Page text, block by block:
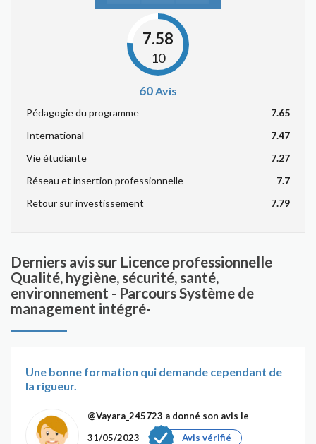
7.58
10
60Avis
Pédagogie du programme
7.65
International
7.47
Vie étudiante
7.27
Réseau et insertion professionnelle
7.7
Retour sur investissement
7.79
Derniers avis sur Licence professionnelle
Qualité, hygiène, sécurité, santé,
environnement - Parcours Système de
management intégré-
Une bonne formation qui demande cependant de
la rigueur.
@Vayara_245723 a donné son avis le
31/05/2023
Avis vérifié